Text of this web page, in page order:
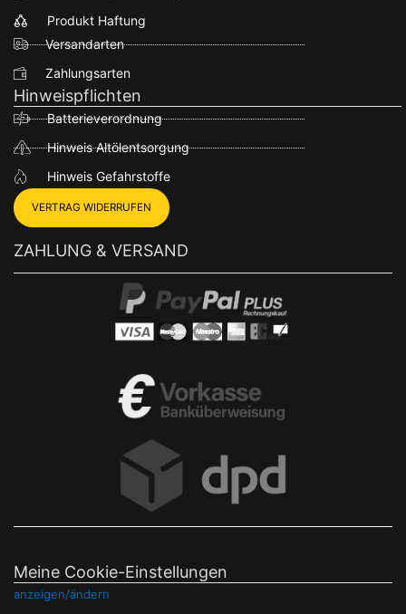
Produkt Haftung
Versandarten
Zahlungsarten
Hinweispflichten
Batterieverordnung
Hinweis Altölentsorgung
Hinweis Gefahrstoffe
VERTRAG WIDERRUFEN
ZAHLUNG & VERSAND
Meine Cookie-Einstellungen
anzeigen/ändern